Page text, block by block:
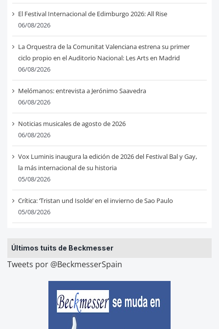
El Festival Internacional de Edimburgo 2026: All Rise
06/08/2026
La Orquestra de la Comunitat Valenciana estrena su primer
ciclo propio en el Auditorio Nacional: Les Arts en Madrid
06/08/2026
Melómanos: entrevista a Jerónimo Saavedra
06/08/2026
Noticias musicales de agosto de 2026
06/08/2026
Vox Luminis inaugura la edición de 2026 del Festival Bal y Gay,
la más internacional de su historia
05/08/2026
Crítica: ‘Tristan und Isolde’ en el invierno de Sao Paulo
05/08/2026
Últimos tuits de Beckmesser
Tweets por @BeckmesserSpain